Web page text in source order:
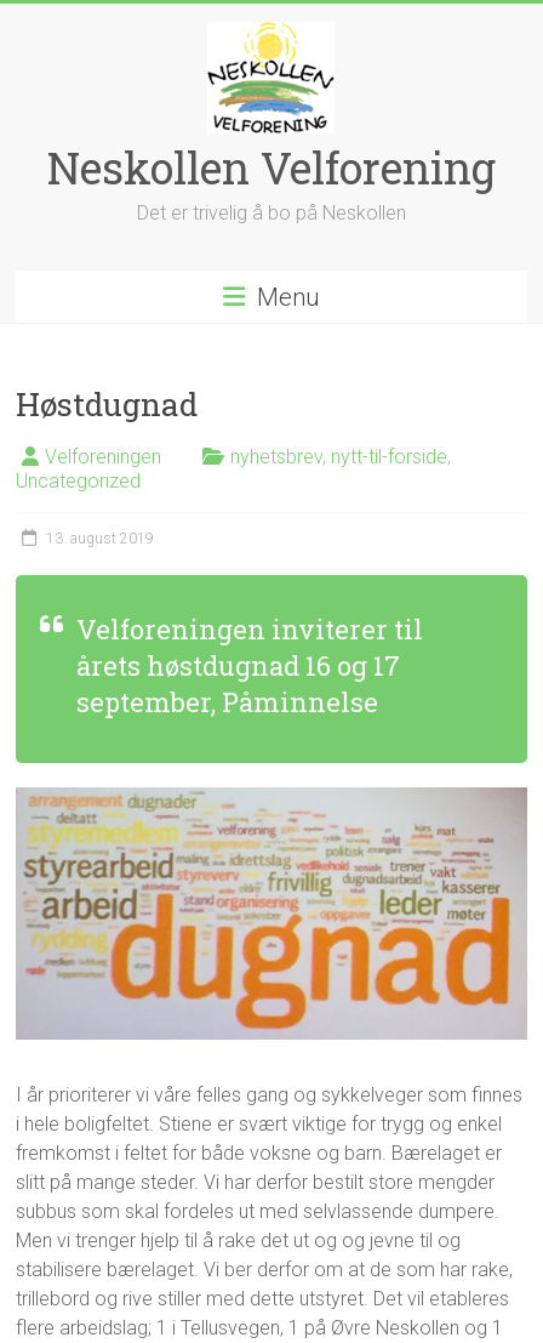
Neskollen Velforening
Det er trivelig å bo på Neskollen
Menu
Høstdugnad
Velforeningen nyhetsbrev, nytt-til-forside,
Uncategorized
13. august 2019
Velforeningen inviterer til
årets høstdugnad 16 og 17
september, Påminnelse
I år prioriterer vi våre felles gang og sykkelveger som finnes
i hele boligfeltet. Stiene er svært viktige for trygg og enkel
fremkomst i feltet for både voksne og barn. Bærelaget er
slitt på mange steder. Vi har derfor bestilt store mengder
subbus som skal fordeles ut med selvlassende dumpere.
Men vi trenger hjelp til å rake det ut og og jevne til og
stabilisere bærelaget. Vi ber derfor om at de som har rake,
trillebord og rive stiller med dette utstyret. Det vil etableres
flere arbeidslag; 1 i Tellusvegen, 1 på Øvre Neskollen og 1